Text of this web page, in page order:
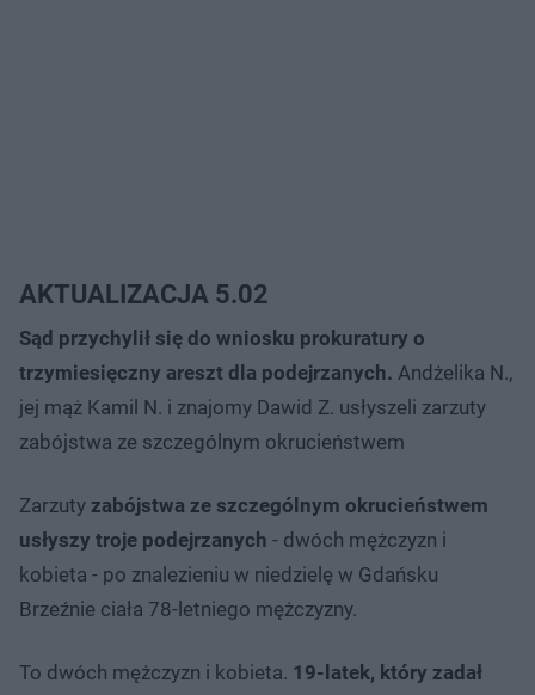
AKTUALIZACJA 5.02
Sąd przychylił się do wniosku prokuratury o
trzymiesięczny areszt dla podejrzanych. Andżelika N.,
jej mąż Kamil N. i znajomy Dawid Z. usłyszeli zarzuty
zabójstwa ze szczególnym okrucieństwem
Zarzuty zabójstwa ze szczególnym okrucieństwem
usłyszy troje podejrzanych - dwóch mężczyzn i
kobieta - po znalezieniu w niedzielę w Gdańsku
Brzeźnie ciała 78-letniego mężczyzny.
To dwóch mężczyzn i kobieta. 19-latek, który zadał